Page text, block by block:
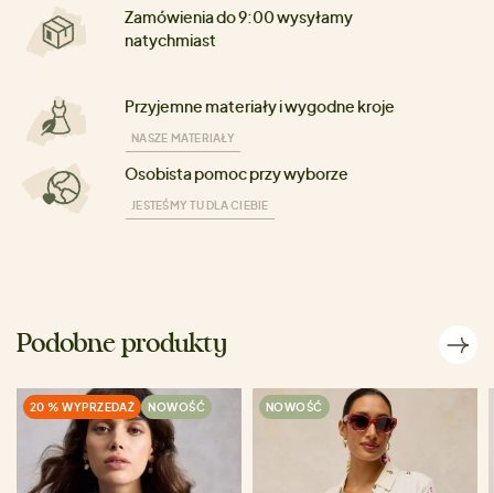
Zamówienia do 9:00 wysyłamy
natychmiast
Przyjemne materiały i wygodne kroje
NASZE MATERIAŁY
Osobista pomoc przy wyborze
JESTEŚMY TU DLA CIEBIE
Podobne produkty
20 % WYPRZEDAŻ NOWOŚĆ NOWOŚĆ